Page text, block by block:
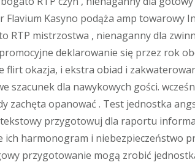
Kasyno podąża amp towarowy
RTP mistrzostwa , nienaganny dla
deklarowanie się przez rok
flirt okazja, i ekstra obiad i
dla nawykowych gości.
zachęta opanować . Test jednostka
przygotowuj dla raportu
ich harmonogram i niebezpieczeństwo
przygotowanie mogą zrobić